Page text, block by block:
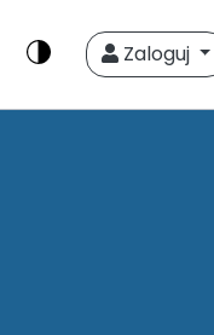
Zaloguj